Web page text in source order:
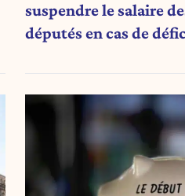
suspendre le salaire
députés en cas de